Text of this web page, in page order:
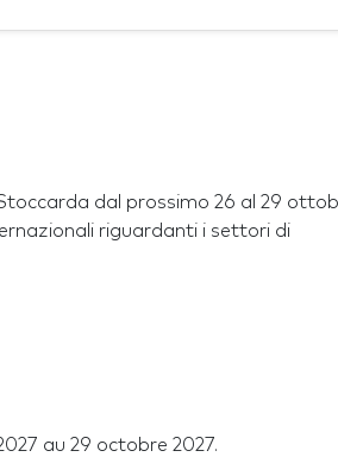
dal prossimo 26 al 29
riguardanti i settori di
au 29 octobre 2027.